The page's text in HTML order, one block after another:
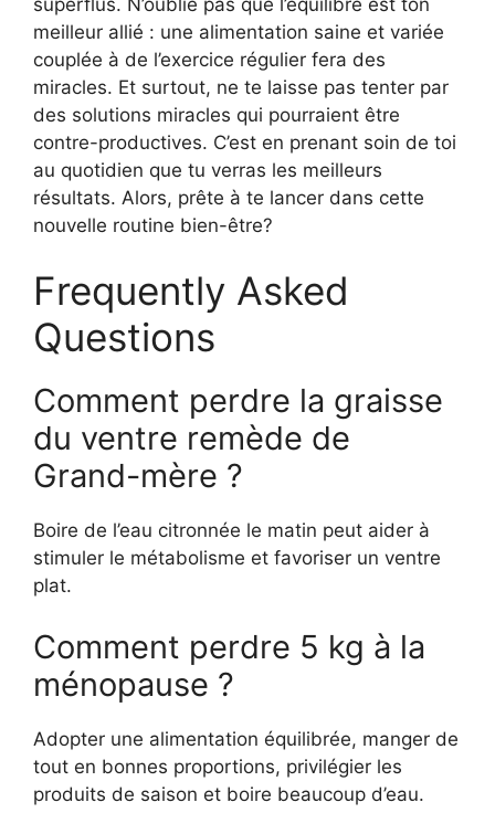
meilleur allié : une alimentation saine et variée
couplée à de l’exercice régulier fera des
miracles. Et surtout, ne te laisse pas tenter par
des solutions miracles qui pourraient être
contre-productives. C’est en prenant soin de toi
au quotidien que tu verras les meilleurs
résultats. Alors, prête à te lancer dans cette
nouvelle routine bien-être?
Frequently Asked
Questions
Comment perdre la graisse
du ventre remède de
Grand-mère ?
Boire de l’eau citronnée le matin peut aider à
stimuler le métabolisme et favoriser un ventre
plat.
Comment perdre 5 kg à la
ménopause ?
Adopter une alimentation équilibrée, manger de
tout en bonnes proportions, privilégier les
produits de saison et boire beaucoup d’eau.